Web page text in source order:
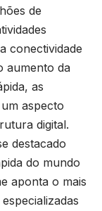
de
conectividade
aumento da
as
aspecto
digital.
destacado
do mundo
aponta o mais